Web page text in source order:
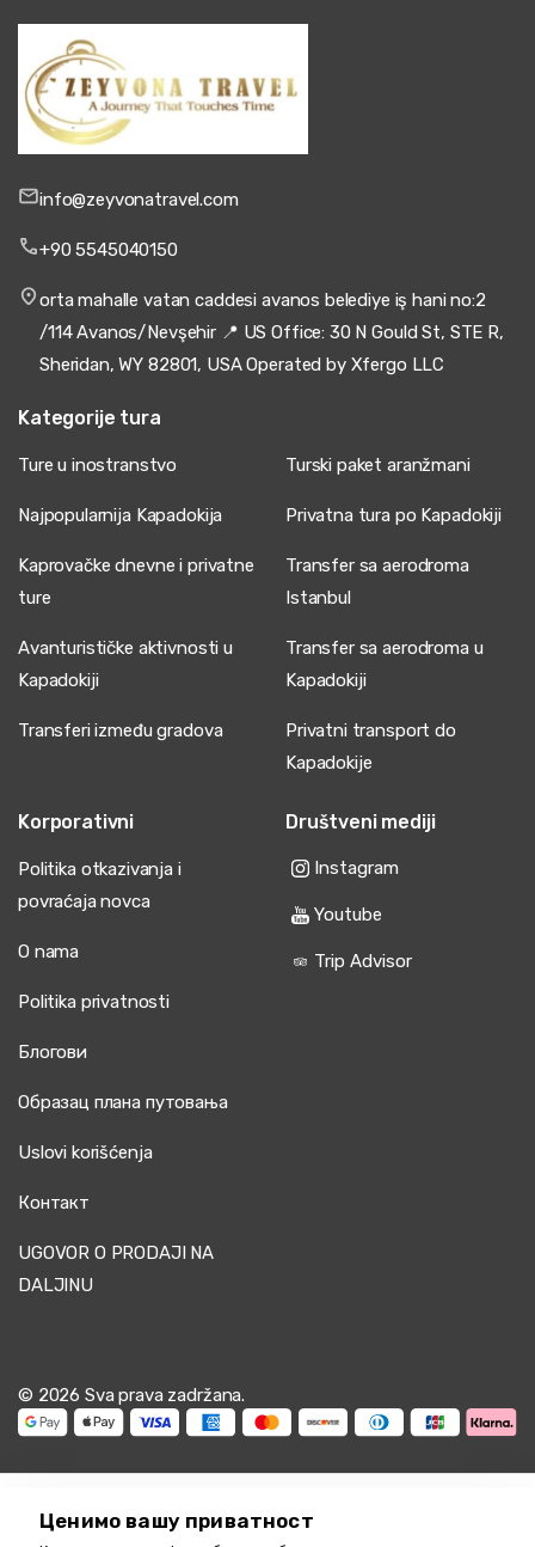
info@zeyvonatravel.com
+90 5545040150
orta mahalle vatan caddesi avanos belediye iş hani no:2
/114 Avanos/Nevşehir 📍 US Office: 30 N Gould St, STE R,
Sheridan, WY 82801, USA Operated by Xfergo LLC
Kategorije tura
Ture u inostranstvo Turski paket aranžmani
Najpopularnija Kapadokija Privatna tura po Kapadokiji
Kaprovačke dnevne i privatne
ture
Transfer sa aerodroma
Istanbul
Avanturističke aktivnosti u
Kapadokiji
Transfer sa aerodroma u
Kapadokiji
Transferi između gradova
Privatni transport do
Kapadokije
Korporativni
Politika otkazivanja i
povraćaja novca
O nama
Politika privatnosti
Блогови
Образац плана путовања
Uslovi korišćenja
Контакт
UGOVOR O PRODAJI NA
DALJINU
Društveni mediji
Instagram
Youtube
Trip Advisor
© 2026 Sva prava zadržana.
Ценимо вашу приватност